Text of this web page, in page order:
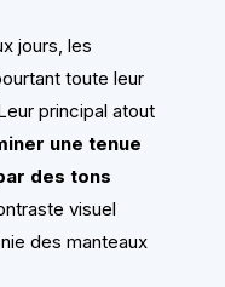
jours, les
toute leur
principal atout
une tenue
des tons
visuel
des manteaux